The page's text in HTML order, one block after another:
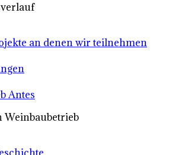
an denen wir teilnehmen
Antes
Weinbaubetrieb